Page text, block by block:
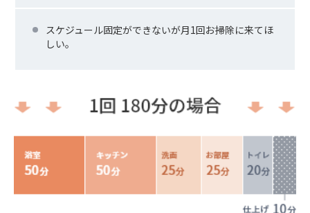
スケジュール固定ができないが月1回お掃除に来てほ
しい。